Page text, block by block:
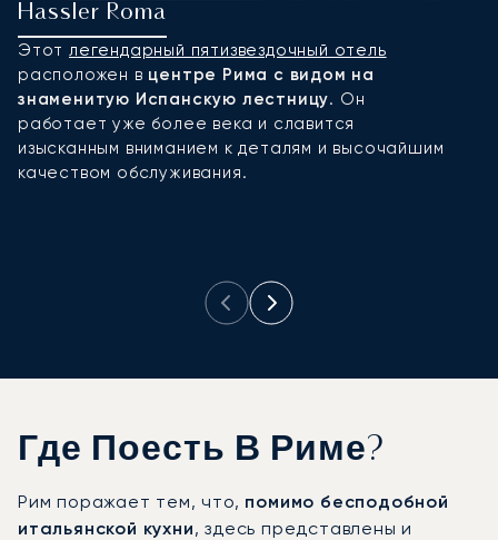
Hassler Roma
Этот легендарный пятизвездочный отель
расположен в центре Рима с видом на
знаменитую Испанскую лестницу. Он
работает уже более века и славится
изысканным вниманием к деталям и высочайшим
качеством обслуживания.
Где Поесть В Риме?
Рим поражает тем, что, помимо бесподобной
итальянской кухни, здесь представлены и